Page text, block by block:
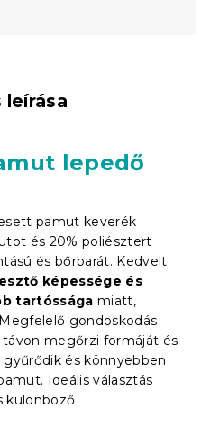
leírása
lepedő
pamut keverék
és 20% poliésztert
és bőrbarát. Kedvelt
képessége és
tartóssága miatt,
gondoskodás
megőrzi formáját és
és könnyebben
Ideális választás
különböző